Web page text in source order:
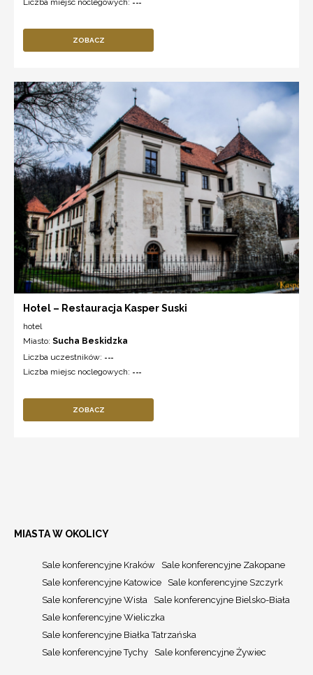
Liczba miejsc noclegowych: ---
ZOBACZ
Hotel – Restauracja Kasper Suski
hotel
Miasto: Sucha Beskidzka
Liczba uczestników: ---
Liczba miejsc noclegowych: ---
ZOBACZ
MIASTA W OKOLICY
Sale konferencyjne Kraków
Sale konferencyjne Zakopane
Sale konferencyjne Katowice
Sale konferencyjne Szczyrk
Sale konferencyjne Wisła
Sale konferencyjne Bielsko-Biała
Sale konferencyjne Wieliczka
Sale konferencyjne Białka Tatrzańska
Sale konferencyjne Tychy
Sale konferencyjne Żywiec